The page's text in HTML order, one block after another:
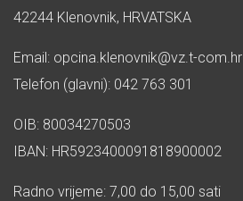
42244 Klenovnik, HRVATSKA
Email: opcina.klenovnik@vz.t-com.hr
Telefon (glavni): 042 763 301
OIB: 80034270503
IBAN: HR5923400091818900002
Radno vrijeme: 7,00 do 15,00 sati